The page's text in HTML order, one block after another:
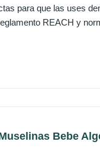
para que las uses
REACH y
Bebe